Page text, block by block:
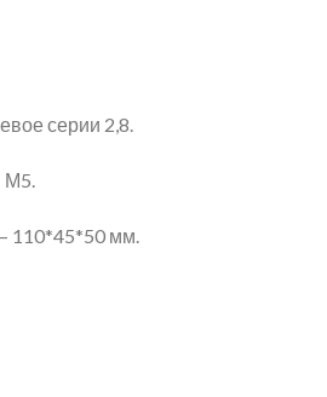
серии 2,8.
М5.
110*45*50 мм.